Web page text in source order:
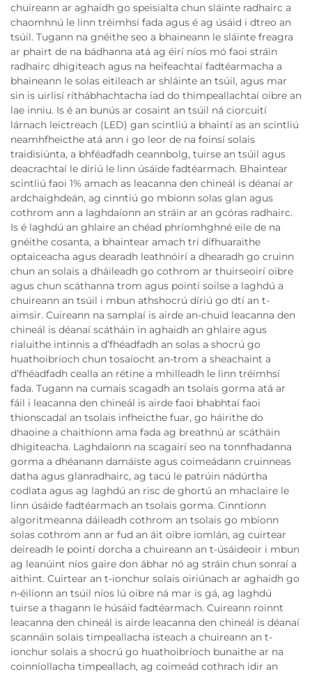
chuireann ar aghaidh go speisialta chun sláinte radhairc a
chaomhnú le linn tréimhsí fada agus é ag úsáid i dtreo an
tsúil. Tugann na gnéithe seo a bhaineann le sláinte freagra
ar phairt de na bádhanna atá ag éirí níos mó faoi stráin
radhairc dhigiteach agus na heifeachtaí fadtéarmacha a
bhaineann le solas eitileach ar shláinte an tsúil, agus mar
sin is uirlisí ríthábhachtacha iad do thimpeallachtaí oibre an
lae inniu. Is é an bunús ar cosaint an tsúil ná ciorcuití
lárnach leictreach (LED) gan scintliú a bhaintí as an scintliú
neamhfheicthe atá ann i go leor de na foinsí solais
traidisiúnta, a bhféadfadh ceannbolg, tuirse an tsúil agus
deacrachtaí le díriú le linn úsáide fadtéarmach. Bhaintear
scintliú faoi 1% amach as leacanna den chineál is déanaí ar
ardchaighdeán, ag cinntiú go mbíonn solas glan agus
cothrom ann a laghdaíonn an stráin ar an gcóras radhairc.
Is é laghdú an ghlaire an chéad phríomhghné eile de na
gnéithe cosanta, a bhaintear amach trí dífhuaraithe
optaiceacha agus dearadh leathnóirí a dhearadh go cruinn
chun an solais a dháileadh go cothrom ar thuirseoirí oibre
agus chun scáthanna trom agus pointí soilse a laghdú a
chuireann an tsúil i mbun athshocrú díriú go dtí an t-
aimsir. Cuireann na samplaí is airde an-chuid leacanna den
chineál is déanaí scátháin in aghaidh an ghlaire agus
rialuithe intinnis a d’fhéadfadh an solas a shocrú go
huathoibríoch chun tosaíocht an-trom a sheachaint a
d’fhéadfadh cealla an rétine a mhilleadh le linn tréimhsí
fada. Tugann na cumais scagadh an tsolais gorma atá ar
fáil i leacanna den chineál is airde faoi bhabhtaí faoi
thionscadal an tsolais infheicthe fuar, go háirithe do
dhaoine a chaithíonn ama fada ag breathnú ar scátháin
dhigiteacha. Laghdaíonn na scagairí seo na tonnfhadanna
gorma a dhéanann damáiste agus coimeádann cruinneas
datha agus glanradhairc, ag tacú le patrúin nádúrtha
codlata agus ag laghdú an risc de ghortú an mhaclaire le
linn úsáide fadtéarmach an tsolais gorma. Cinntíonn
algoritmeanna dáileadh cothrom an tsolais go mbíonn
solas cothrom ann ar fud an áit oibre iomlán, ag cuirtear
deireadh le pointí dorcha a chuireann an t-úsáideoir i mbun
ag leanúint níos gaire don ábhar nó ag stráin chun sonraí a
aithint. Cuirtear an t-ionchur solais oiriúnach ar aghaidh go
n-éilíonn an tsúil níos lú oibre ná mar is gá, ag laghdú
tuirse a thagann le húsáid fadtéarmach. Cuireann roinnt
leacanna den chineál is airde leacanna den chineál is déanaí
scannáin solais timpeallacha isteach a chuireann an t-
ionchur solais a shocrú go huathoibríoch bunaithe ar na
coinníollacha timpeallach, ag coimeád cothrach idir an